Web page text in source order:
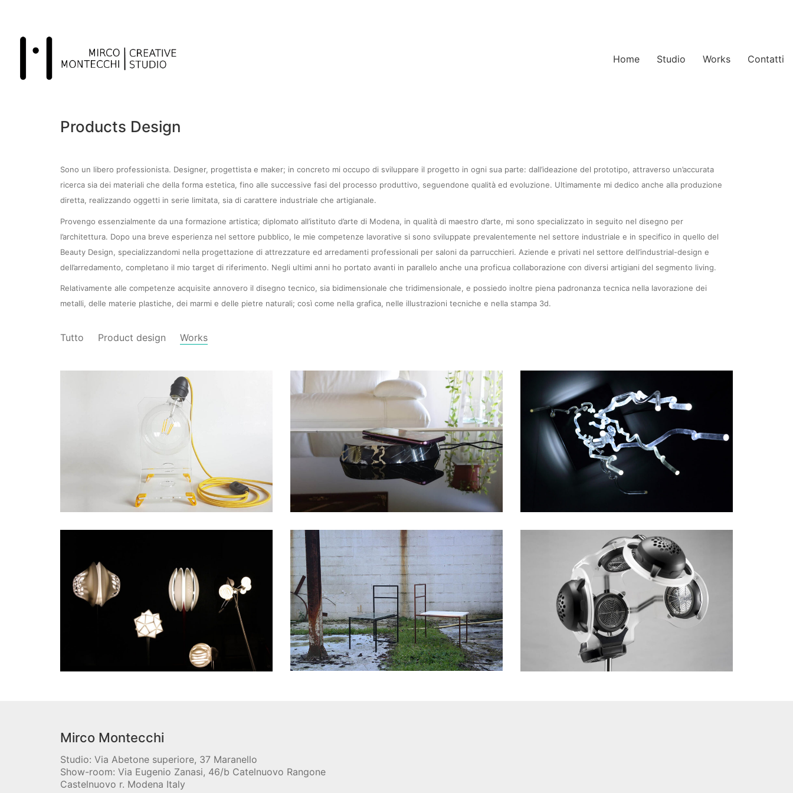
Home Studio Works Contatti
Products Design
Sono un libero professionista. Designer, progettista e maker; in concreto mi occupo di sviluppare il progetto in ogni sua parte: dall’ideazione del prototipo, attraverso un’accurata
ricerca sia dei materiali che della forma estetica, fino alle successive fasi del processo produttivo, seguendone qualità ed evoluzione. Ultimamente mi dedico anche alla produzione
diretta, realizzando oggetti in serie limitata, sia di carattere industriale che artigianale.
Provengo essenzialmente da una formazione artistica; diplomato all’istituto d’arte di Modena, in qualità di maestro d’arte, mi sono specializzato in seguito nel disegno per
l’architettura. Dopo una breve esperienza nel settore pubblico, le mie competenze lavorative si sono sviluppate prevalentemente nel settore industriale e in specifico in quello del
Beauty Design, specializzandomi nella progettazione di attrezzature ed arredamenti professionali per saloni da parrucchieri. Aziende e privati nel settore dell’industrial-design e
dell’arredamento, completano il mio target di riferimento. Negli ultimi anni ho portato avanti in parallelo anche una proficua collaborazione con diversi artigiani del segmento living.
Relativamente alle competenze acquisite annovero il disegno tecnico, sia bidimensionale che tridimensionale, e possiedo inoltre piena padronanza tecnica nella lavorazione dei
metalli, delle materie plastiche, dei marmi e delle pietre naturali; così come nella grafica, nelle illustrazioni tecniche e nella stampa 3d.
Tutto Product design Works
Mirco Montecchi
Studio: Via Abetone superiore, 37 Maranello
Show-room: Via Eugenio Zanasi, 46/b Catelnuovo Rangone
Castelnuovo r. Modena Italy